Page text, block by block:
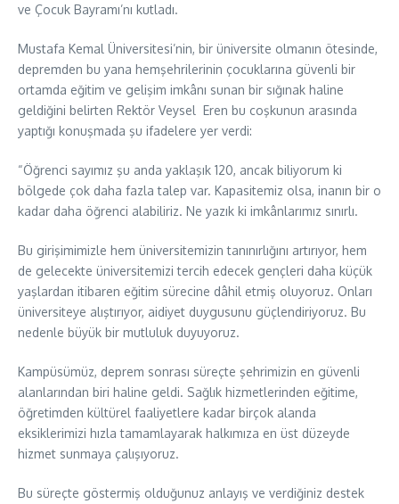
ve Çocuk Bayramı’nı kutladı.
Mustafa Kemal Üniversitesi’nin, bir üniversite olmanın ötesinde,
depremden bu yana hemşehrilerinin çocuklarına güvenli bir
ortamda eğitim ve gelişim imkânı sunan bir sığınak haline
geldiğini belirten Rektör Veysel Eren bu coşkunun arasında
yaptığı konuşmada şu ifadelere yer verdi:
“Öğrenci sayımız şu anda yaklaşık 120, ancak biliyorum ki
bölgede çok daha fazla talep var. Kapasitemiz olsa, inanın bir o
kadar daha öğrenci alabiliriz. Ne yazık ki imkânlarımız sınırlı.
Bu girişimimizle hem üniversitemizin tanınırlığını artırıyor, hem
de gelecekte üniversitemizi tercih edecek gençleri daha küçük
yaşlardan itibaren eğitim sürecine dâhil etmiş oluyoruz. Onları
üniversiteye alıştırıyor, aidiyet duygusunu güçlendiriyoruz. Bu
nedenle büyük bir mutluluk duyuyoruz.
Kampüsümüz, deprem sonrası süreçte şehrimizin en güvenli
alanlarından biri haline geldi. Sağlık hizmetlerinden eğitime,
öğretimden kültürel faaliyetlere kadar birçok alanda
eksiklerimizi hızla tamamlayarak halkımıza en üst düzeyde
hizmet sunmaya çalışıyoruz.
Bu süreçte göstermiş olduğunuz anlayış ve verdiğiniz destek